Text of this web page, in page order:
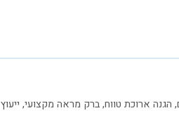
הגנה ארוכת טווח, ברק מראה מקצועי, ייעוץ